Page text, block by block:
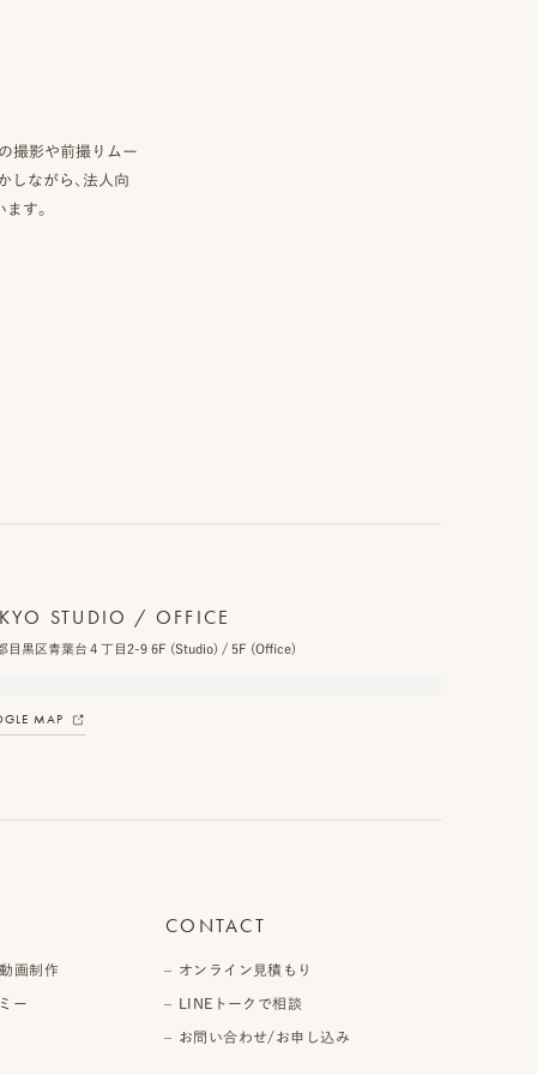
撮影や前撮りムー
しながら、法人向
す。
STUDIO / OFFICE
目黒区青葉台４丁目2-9 6F (Studio) / 5F (Office)
MAP
画制作
ー
CONTACT
オンライン見積もり
LINEトークで相談
お問い合わせ/お申し込み